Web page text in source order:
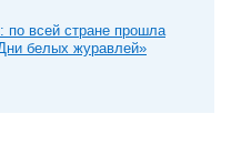
по всей стране прошла
белых журавлей»